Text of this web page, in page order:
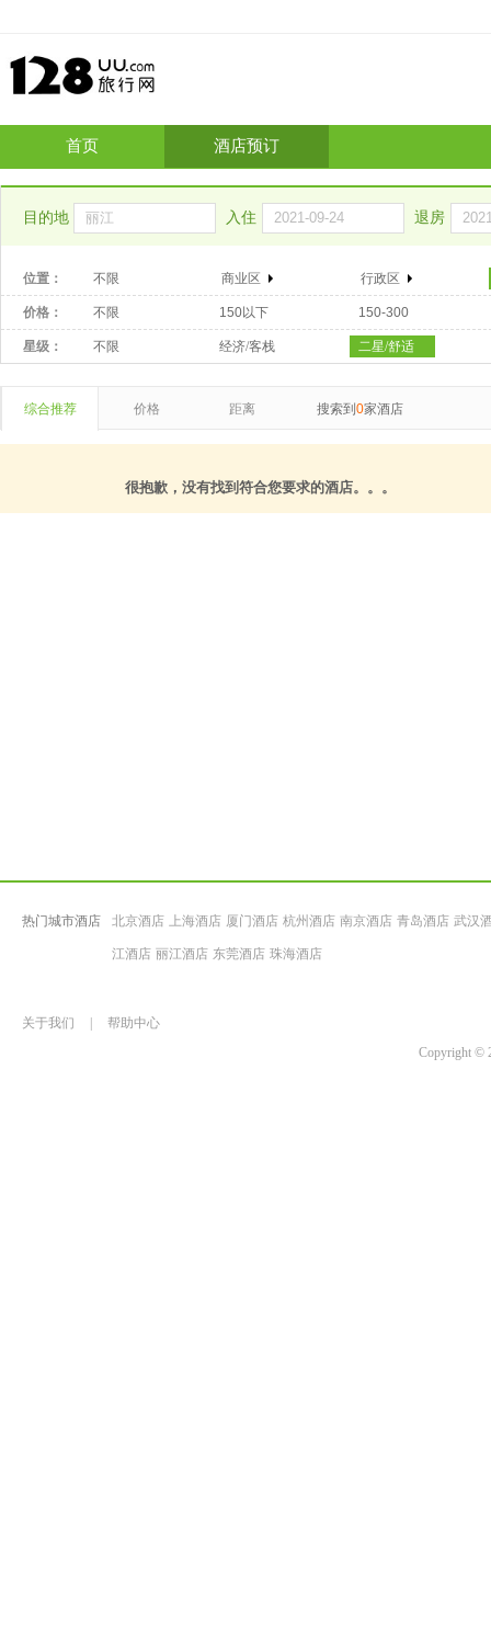
首页 酒店预订
目的地 入住 退房
位置： 不限 商业区 行政区
价格： 不限 150以下 150-300
星级： 不限 经济/客栈 二星/舒适
综合推荐 价格 距离 搜索到 0家酒店
很抱歉，没有找到符合您要求的酒店。。。
热门城市酒店 北京酒店 上海酒店 厦门酒店 杭州酒店 南京酒店 青岛酒店 武汉
江酒店 丽江酒店 东莞酒店 珠海酒店
关于我们
帮助中心
Copyright ©